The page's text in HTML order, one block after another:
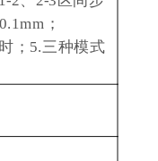
；
；5.三种模式